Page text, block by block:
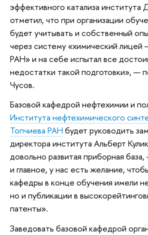
эффективного катализа
отметил, что при организации
будет учитывать и собственный
через систему «химический
РАН» и на себе испытал все
недостатки такой подготовки», —
Чусов.
Базовой кафедрой нефтехимии и
Института нефтехимического
Топчиева РАН будет руководить
директора института Альберт
довольно развитая приборная
и главное, у нас есть желание,
кафедры в конце обучения имели
но и публикации в
патенты».
Заведовать базовой кафедрой